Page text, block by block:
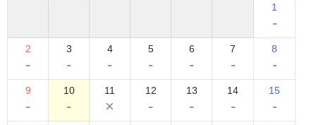
1
-
2
-
3
-
4
-
5
-
6
-
7
-
8
-
9
-
10
-
11
×
12
-
13
-
14
-
15
-